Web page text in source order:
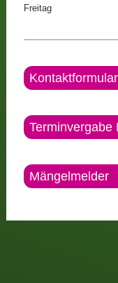
Freitag
Kontaktformular
Terminvergabe
Mängelmelder